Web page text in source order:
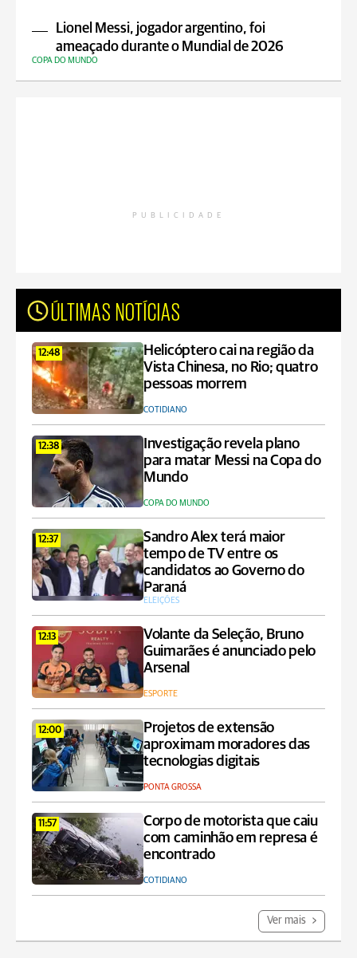
Lionel Messi, jogador argentino, foi
ameaçado durante o Mundial de 2026
COPA DO MUNDO
PUBLICIDADE
ÚLTIMAS NOTÍCIAS
12:48
Helicóptero cai na região da
Vista Chinesa, no Rio; quatro
pessoas morrem
COTIDIANO
12:38
Investigação revela plano
para matar Messi na Copa do
Mundo
COPA DO MUNDO
12:37
Sandro Alex terá maior
tempo de TV entre os
candidatos ao Governo do
Paraná
ELEIÇÕES
12:13
Volante da Seleção, Bruno
Guimarães é anunciado pelo
Arsenal
ESPORTE
12:00
Projetos de extensão
aproximam moradores das
tecnologias digitais
PONTA GROSSA
11:57
Corpo de motorista que caiu
com caminhão em represa é
encontrado
COTIDIANO
Ver mais